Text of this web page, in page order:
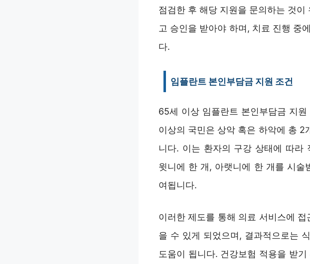
점검한 후 해당 지원을 문의하는 것
고 승인을 받아야 하며, 치료 진행 중
다.
임플란트 본인부담금 지원 조건
65세 이상 임플란트 본인부담금 지
이상의 국민은 상악 혹은 하악에 총 2
니다. 이는 환자의 구강 상태에 따라
윗니에 한 개, 아랫니에 한 개를 시
여됩니다.
이러한 제도를 통해 의료 서비스에
을 수 있게 되었으며, 결과적으로는
도움이 됩니다. 건강보험 적용을 받